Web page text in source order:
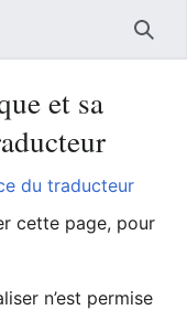
et sa
du traducteur
cette page, pour
n’est permise